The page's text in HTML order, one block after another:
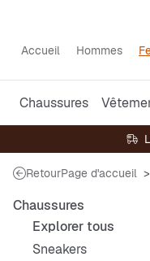
Accueil Hommes
Chaussures
RetourPage d'accueil
Chaussures
Explorer tous
Sneakers